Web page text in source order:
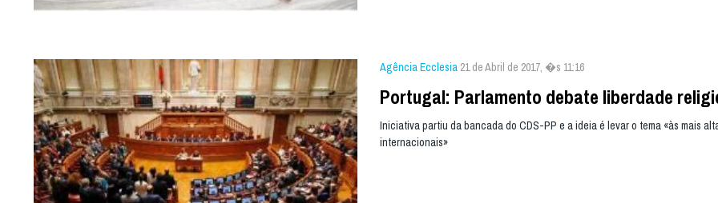
Agência Ecclesia 21 de Abril de 2017, �s 11:16
Portugal: Parlamento debate liberdade
Iniciativa partiu da bancada do CDS-PP e a ideia é levar o tema «às mais
internacionais»